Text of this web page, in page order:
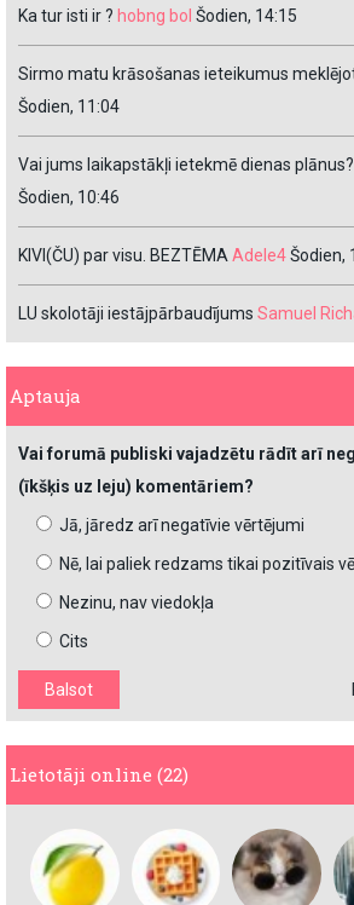
Ka tur isti ir ? hobng bol Šodien, 14:15
Sirmo matu krāsošanas ieteikumus
Šodien, 11:04
Vai jums laikapstākļi ietekmē dienas plānus?
Šodien, 10:46
KIVI(ČU) par visu. BEZTĒMAAdele4Šodien,
LU skolotāji iestājpārbaudījums Samuel
Aptauja
Vai forumā publiski vajadzētu rādīt arī
(īkšķis uz leju) komentāriem?
Jā, jāredz arī negatīvie vērtējumi
Nē, lai paliek redzams tikai pozitīvais
Nezinu, nav viedokļa
Cits
Lietotāji online (22)